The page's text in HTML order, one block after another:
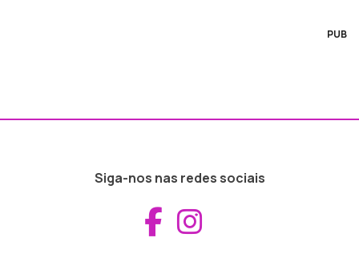
PUB
Siga-nos nas redes sociais
Aceder ao